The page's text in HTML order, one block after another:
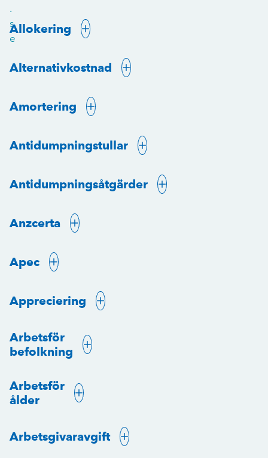
Allokering
Alternativkostnad
Amortering
Antidumpningstullar
Antidumpningsåtgärder
Anzcerta
Apec
Appreciering
Arbetsför
befolkning
Arbetsför
ålder
Arbetsgivaravgift
.
s
e